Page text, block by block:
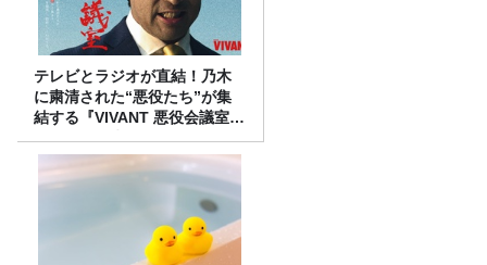
テレビとラジオが直結！乃木
に粛清された“悪役たち”が集
結する『VIVANT 悪役会議室』
7/26(日)23時スタート！